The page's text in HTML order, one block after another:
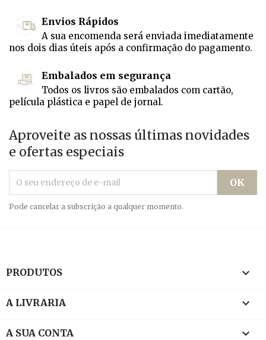
Envios Rápidos
A sua encomenda será enviada imediatamente
nos dois dias úteis após a confirmação do pagamento.
Embalados em segurança
Todos os livros são embalados com cartão,
película plástica e papel de jornal.
Aproveite as nossas últimas novidades
e ofertas especiais
Pode cancelar a subscrição a qualquer momento.
PRODUTOS 
A LIVRARIA 
A SUA CONTA 